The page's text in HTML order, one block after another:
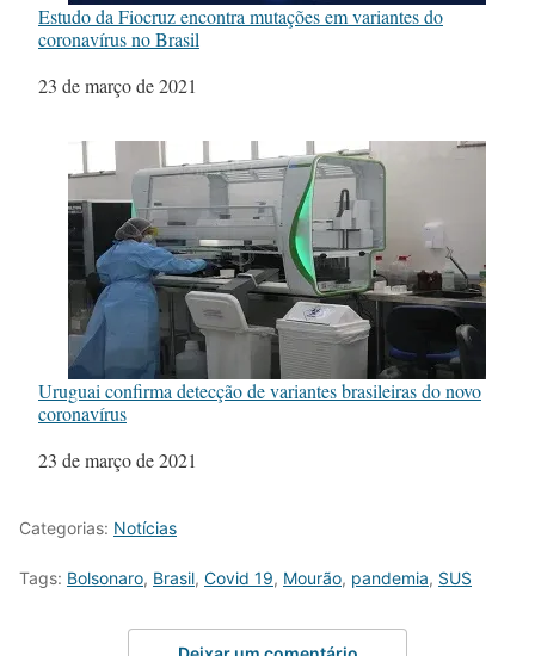
Estudo da Fiocruz encontra mutações em variantes do
coronavírus no Brasil
Data
23 de março de 2021
Uruguai confirma detecção de variantes brasileiras do novo
coronavírus
Data
23 de março de 2021
Categorias: Notícias
Tags: Bolsonaro, Brasil, Covid 19, Mourão, pandemia, SUS